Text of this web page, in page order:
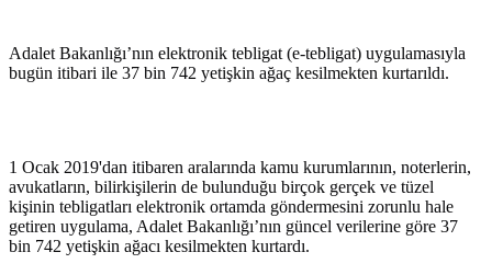
Adalet Bakanlığı’nın elektronik tebligat (e-tebligat) uygulamasıyla
bugün itibari ile 37 bin 742 yetişkin ağaç kesilmekten kurtarıldı.
1 Ocak 2019'dan itibaren aralarında kamu kurumlarının, noterlerin,
avukatların, bilirkişilerin de bulunduğu birçok gerçek ve tüzel
kişinin tebligatları elektronik ortamda göndermesini zorunlu hale
getiren uygulama, Adalet Bakanlığı’nın güncel verilerine göre 37
bin 742 yetişkin ağacı kesilmekten kurtardı.